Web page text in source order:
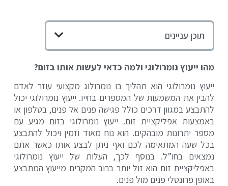
תוכן עניינים
מהו ייעוץ נומרולוגי ולמה כדאי לעשות אותו בזום?
ייעוץ נומרולוגי הוא תהליך בו נומרולוג מקצועי עוזר לאדם
להבין את המשמעות של המספרים בחייו. ייעוץ נומרולוגי יכול
להתבצע במגוון דרכים כולל פגישה פנים אל פנים, בטלפון או
באמצעות אפליקציית זום. ייעוץ נומרולוגי בזום מגיע עם
מספר יתרונות מובהקים. הוא נוח מאוד וזמין ויכול להתבצע
בכל שעה המתאימה לכם ואף ניתן לבצע אותו כאשר אתם
נמצאים בחו”ל. בנוסף לכך, העלות של ייעוץ נומרולוגי
באפליקציית זום הוא זול יותר ברוב המקרים מייעוץ המתבצע
באופן פרונטלי פנים מול פנים.